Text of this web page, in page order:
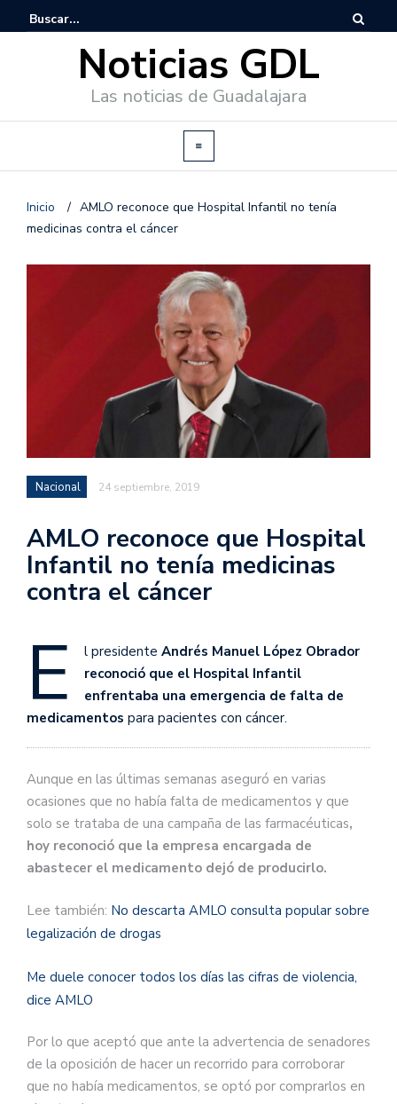
Noticias GDL
Las noticias de Guadalajara
Inicio / AMLO reconoce que Hospital Infantil no tenía
medicinas contra el cáncer
Nacional 24 septiembre, 2019
AMLO reconoce que Hospital
Infantil no tenía medicinas
contra el cáncer
E l presidente Andrés Manuel López Obrador
reconoció que el Hospital Infantil
enfrentaba una emergencia de falta de
medicamentos para pacientes con cáncer.
Aunque en las últimas semanas aseguró en varias
ocasiones que no había falta de medicamentos y que
solo se trataba de una campaña de las farmacéuticas,
hoy reconoció que la empresa encargada de
abastecer el medicamento dejó de producirlo.
Lee también: No descarta AMLO consulta popular sobre
legalización de drogas
Me duele conocer todos los días las cifras de violencia,
dice AMLO
Por lo que aceptó que ante la advertencia de senadores
de la oposición de hacer un recorrido para corroborar
que no había medicamentos, se optó por comprarlos en